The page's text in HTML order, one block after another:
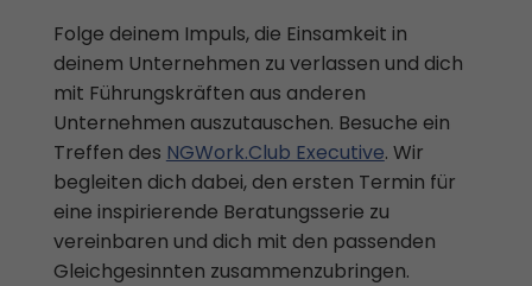
Folge deinem Impuls, die Einsamkeit in
deinem Unternehmen zu verlassen und dich
mit Führungskräften aus anderen
Unternehmen auszutauschen. Besuche ein
Treffen des NGWork.Club Executive. Wir
begleiten dich dabei, den ersten Termin für
eine inspirierende Beratungsserie zu
vereinbaren und dich mit den passenden
Gleichgesinnten zusammenzubringen.